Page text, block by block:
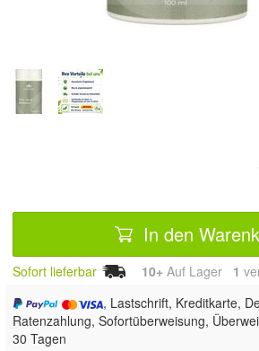
In den
Sofort lieferbar 10+ Auf Lager 1
, Lastschrift, Kreditkarte,
Ratenzahlung, Sofortüberweisung,
30 Tagen